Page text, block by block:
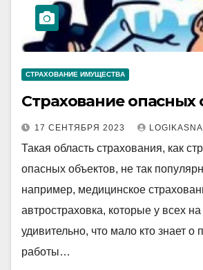
СТРАХОВАНИЕ ИМУЩЕСТВА
Страхование опасных
17 СЕНТЯБРЯ 2023
Такая область страхования, как
опасных объектов, не так
например, медицинское
автростраховка, которые у всех
удивительно, что мало кто знает о
работы…